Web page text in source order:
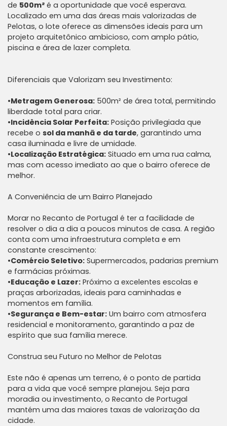
de 500m² é a oportunidade que você esperava.
Localizado em uma das áreas mais valorizadas de
Pelotas, o lote oferece as dimensões ideais para um
projeto arquitetônico ambicioso, com amplo pátio,
piscina e área de lazer completa.
Diferenciais que Valorizam seu Investimento:
•Metragem Generosa: 500m² de área total, permitindo
liberdade total para criar.
•Incidência Solar Perfeita: Posição privilegiada que
recebe o sol da manhã e da tarde, garantindo uma
casa iluminada e livre de umidade.
•Localização Estratégica: Situado em uma rua calma,
mas com acesso imediato ao que o bairro oferece de
melhor.
A Conveniência de um Bairro Planejado
Morar no Recanto de Portugal é ter a facilidade de
resolver o dia a dia a poucos minutos de casa. A região
conta com uma infraestrutura completa e em
constante crescimento:
•Comércio Seletivo: Supermercados, padarias premium
e farmácias próximas.
•Educação e Lazer: Próximo a excelentes escolas e
praças arborizadas, ideais para caminhadas e
momentos em família.
•Segurança e Bem-estar: Um bairro com atmosfera
residencial e monitoramento, garantindo a paz de
espírito que sua família merece.
Construa seu Futuro no Melhor de Pelotas
Este não é apenas um terreno, é o ponto de partida
para a vida que você sempre planejou. Seja para
moradia ou investimento, o Recanto de Portugal
mantém uma das maiores taxas de valorização da
cidade.